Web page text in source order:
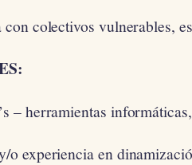
colectivos vulnerables,
– herramientas
o experiencia en